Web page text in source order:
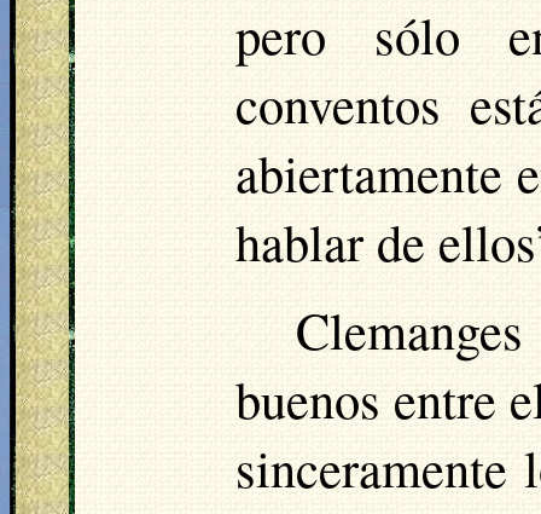
pero sólo
conventos
abiertamente
hablar de
Clemanges
buenos entre
sinceramente